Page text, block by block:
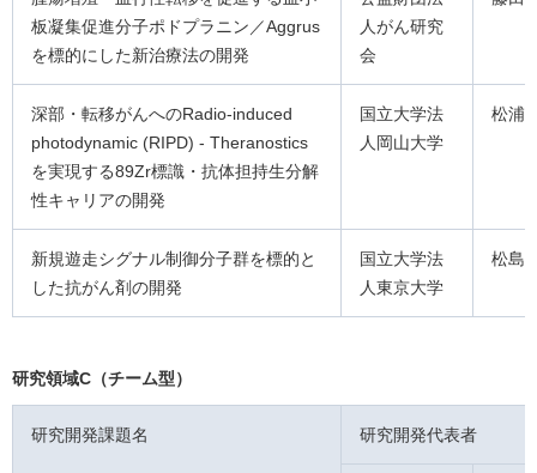
板凝集促進分子ポドプラニン／Aggrus
を標的にした新治療法の開発
人がん研究
会
深部・転移がんへのRadio-induced
photodynamic (RIPD) - Theranostics
を実現する89Zr標識・抗体担持生分解
性キャリアの開発
国立大学法
人岡山大学
松浦
新規遊走シグナル制御分子群を標的と
した抗がん剤の開発
国立大学法
人東京大学
松島
研究領域C（チーム型）
研究開発課題名 研究開発代表者